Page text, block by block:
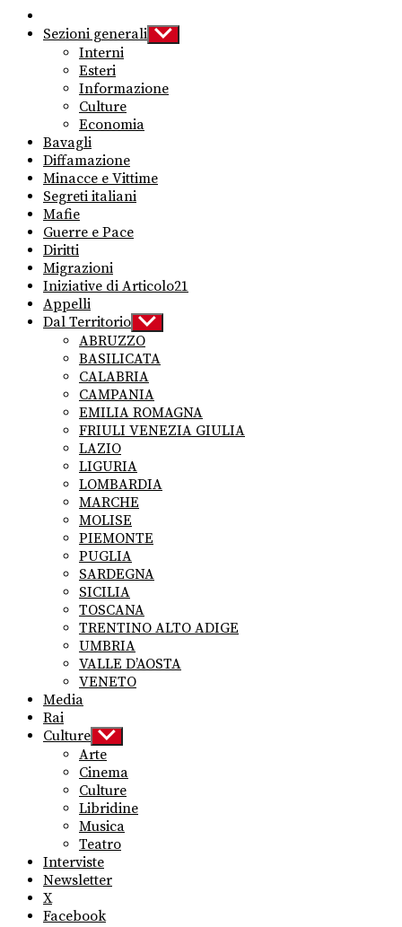
Sezioni generali Show
sub
Interni
Esteri
Informazione
Culture
Economia
Bavagli
Diffamazione
Minacce e Vittime
Segreti italiani
Mafie
Guerre e Pace
Diritti
Migrazioni
Iniziative di Articolo21
Appelli
Dal Territorio Show
sub
menu
ABRUZZO
BASILICATA
CALABRIA
CAMPANIA
EMILIA ROMAGNA
FRIULI VENEZIA GIULIA
LAZIO
LIGURIA
LOMBARDIA
MARCHE
MOLISE
PIEMONTE
PUGLIA
SARDEGNA
SICILIA
TOSCANA
TRENTINO ALTO ADIGE
UMBRIA
VALLE D’AOSTA
VENETO
Media
Rai
Culture Show
sub
menu
Arte
Cinema
Culture
Libridine
Musica
Teatro
Interviste
Newsletter
X
Facebook